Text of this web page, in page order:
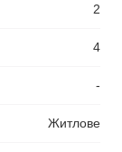
2
4
-
Житлове